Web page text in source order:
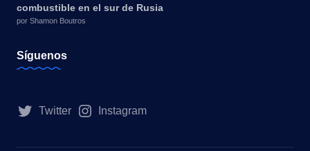
combustible en el sur de Rusia
por Shamon Boutros
Síguenos
Twitter Instagram